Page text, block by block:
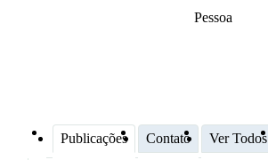
Pessoa
Publicações Contato Ver Todos